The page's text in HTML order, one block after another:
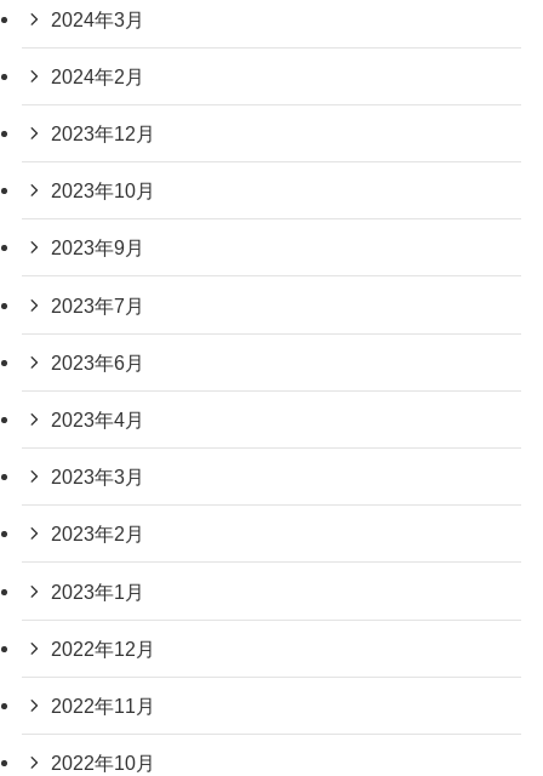
2024年3月
2024年2月
2023年12月
2023年10月
2023年9月
2023年7月
2023年6月
2023年4月
2023年3月
2023年2月
2023年1月
2022年12月
2022年11月
2022年10月